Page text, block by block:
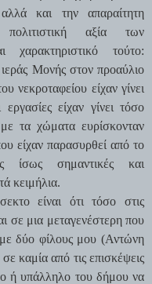
και την απαραίτητη
αξία των
χαρακτηριστικό τούτο:
Μονής στον προαύλιο
νεκροταφείου είχαν γίνει
είχαν γίνει τόσο
τα χώματα ευρίσκονταν
είχαν παρασυρθεί από το
ίσως σημαντικές και
κειμήλια.
είναι ότι τόσο στις
σε μια μεταγενέστερη που
δύο φίλους μου (Αντώνη
καμία από τις επισκέψεις
ή υπάλληλο του δήμου να